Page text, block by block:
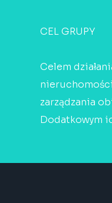
CEL GRUPY
Celem
zarządzania
Dodatkowym